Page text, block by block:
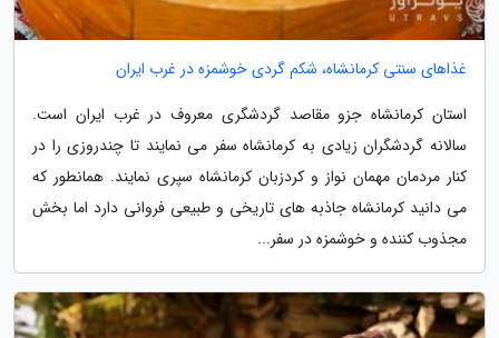
غذاهای سنتی کرمانشاه، شکم گردی خوشمزه در غرب ایران
استان کرمانشاه جزو مقاصد گردشگری معروف در غرب ایران است.
سالانه گردشگران زیادی به کرمانشاه سفر می نمایند تا چندروزی را در
کنار مردمان مهمان نواز و کردزبان کرمانشاه سپری نمایند. همانطور که
می دانید کرمانشاه جاذبه های تاریخی و طبیعی فروانی دارد اما بخش
مجذوب کننده و خوشمزه در سفر...